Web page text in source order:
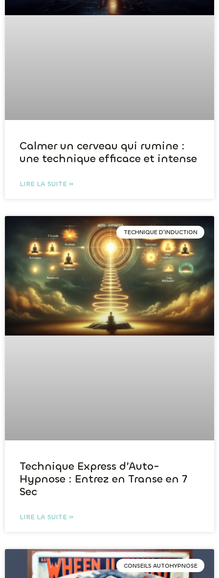
Calmer un cerveau qui rumine :
une technique efficace et intense
LIRE LA SUITE »
TECHNIQUE D'INDUCTION
Technique Express d’Auto-
Hypnose : Entrez en Transe en 7
Sec
LIRE LA SUITE »
CONSEILS AUTOHYPNOSE